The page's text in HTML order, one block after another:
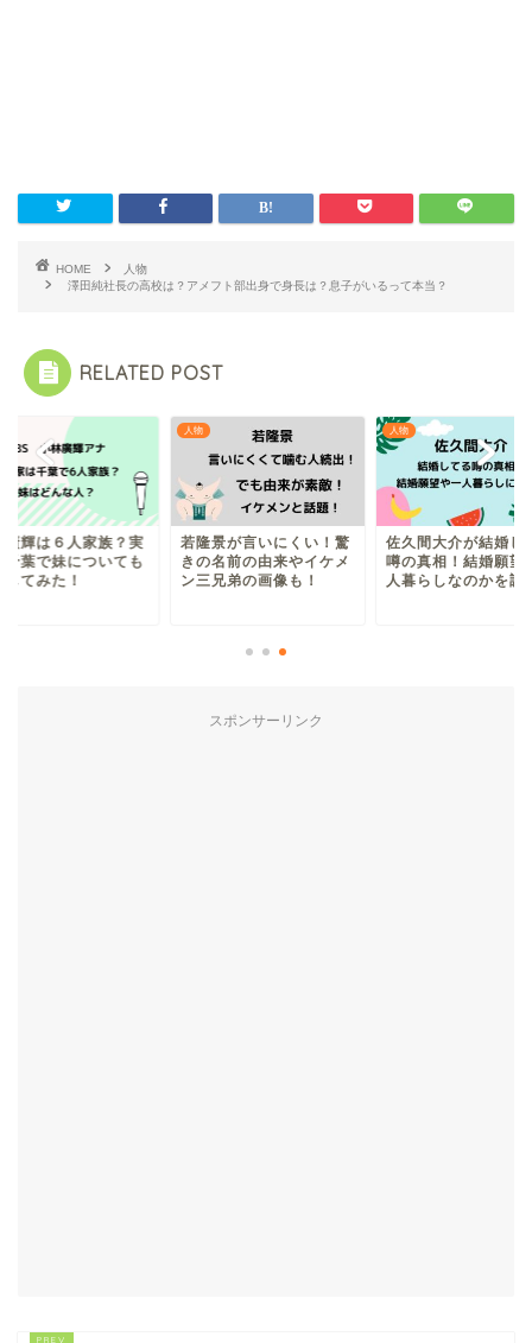
HOME
人物
澤田純社長の高校は？アメフト部出身で身長は？息子がいるって本当？
RELATED POST
廣輝は６人家族？実
千葉で妹についても
してみた！
人物
若隆景が言いにくい！驚
きの名前の由来やイケメ
ン三兄弟の画像も！
人物
佐久間大介が結婚し
噂の真相！結婚願望
人暮らしなのかを調
スポンサーリンク